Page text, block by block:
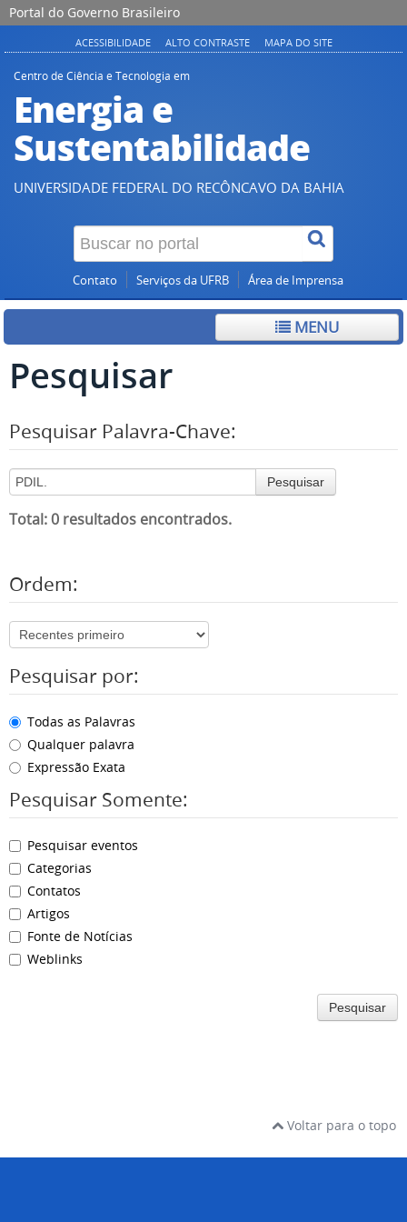
Portal do Governo Brasileiro
ACESSIBILIDADE ALTO CONTRASTE MAPA DO SITE
Centro de Ciência e Tecnologia em
Energia e
Sustentabilidade
UNIVERSIDADE FEDERAL DO RECÔNCAVO DA BAHIA
Contato Serviços da UFRB Área de Imprensa
MENU
Pesquisar
Pesquisar Palavra-Chave:
Pesquisar
Total: 0 resultados encontrados.
Ordem:
Pesquisar por:
Todas as Palavras
Qualquer palavra
Expressão Exata
Pesquisar Somente:
Pesquisar eventos
Categorias
Contatos
Artigos
Fonte de Notícias
Weblinks
Pesquisar
Voltar para o topo